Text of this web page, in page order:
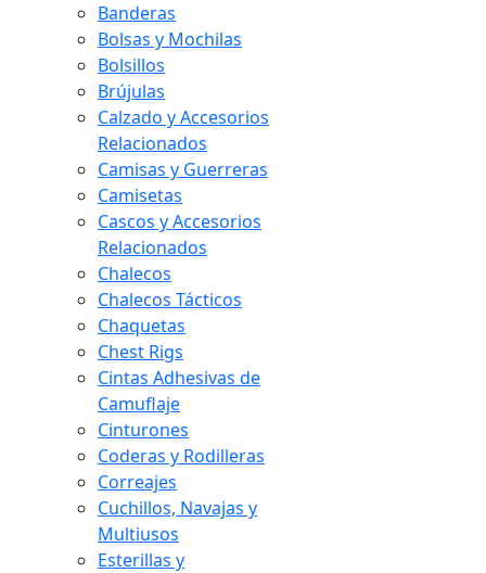
Banderas
Bolsas y Mochilas
Bolsillos
Brújulas
Calzado y Accesorios
Relacionados
Camisas y Guerreras
Camisetas
Cascos y Accesorios
Relacionados
Chalecos
Chalecos Tácticos
Chaquetas
Chest Rigs
Cintas Adhesivas de
Camuflaje
Cinturones
Coderas y Rodilleras
Correajes
Cuchillos, Navajas y
Multiusos
Esterillas y